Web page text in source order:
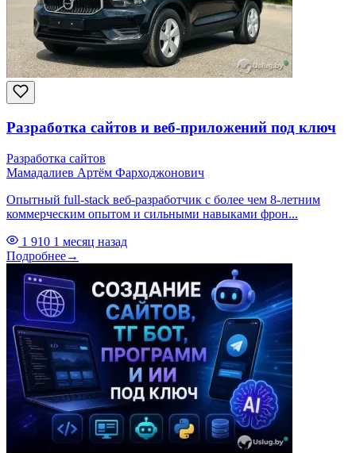
Разработка сайтов и веб-приложений под ключ
Разработка сайтов
Мамадалиев Артём Фарходжонович
Опытный full-stack веб-разработчик с более чем 8-летним
коммерческим опытом и сильными навыками фрон...
1 910 1 месяц назад
Подробнее→